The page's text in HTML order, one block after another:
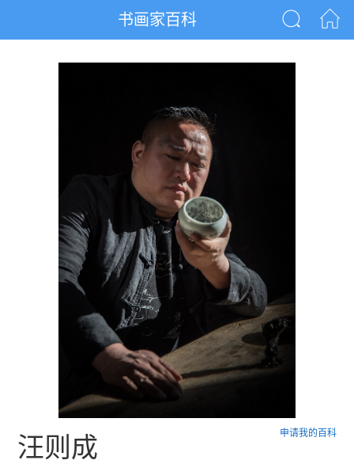
书画家百科
申请我的百科
汪则成